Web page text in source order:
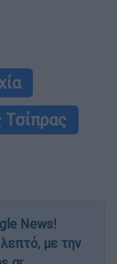
Τσίπρας
News!
με την